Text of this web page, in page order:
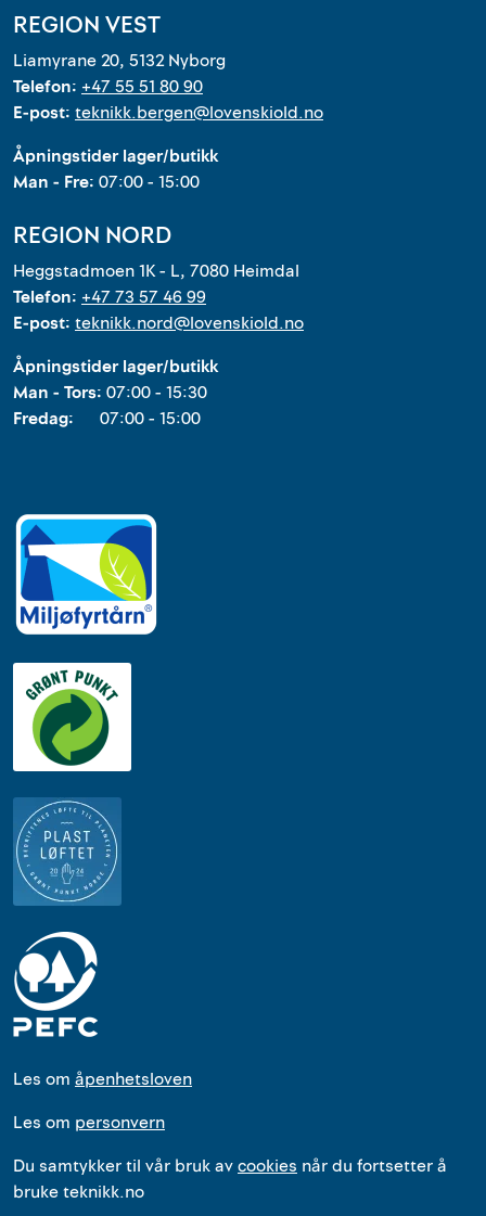
REGION VEST
Liamyrane 20, 5132 Nyborg
Telefon: +47 55 51 80 90
E-post: teknikk.bergen@lovenskiold.no
Åpningstider lager/butikk
Man - Fre: 07:00 - 15:00
REGION NORD
Heggstadmoen 1K - L, 7080 Heimdal
Telefon: +47 73 57 46 99
E-post: teknikk.nord@lovenskiold.no
Åpningstider lager/butikk
Man - Tors: 07:00 - 15:30
Fredag: 07:00 - 15:00
Les om åpenhetsloven
Les om personvern
Du samtykker til vår bruk avcookies når du fortsetter å
bruke teknikk.no